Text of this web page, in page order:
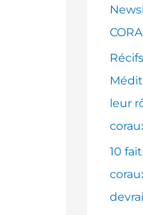
e
r
:
leur
10